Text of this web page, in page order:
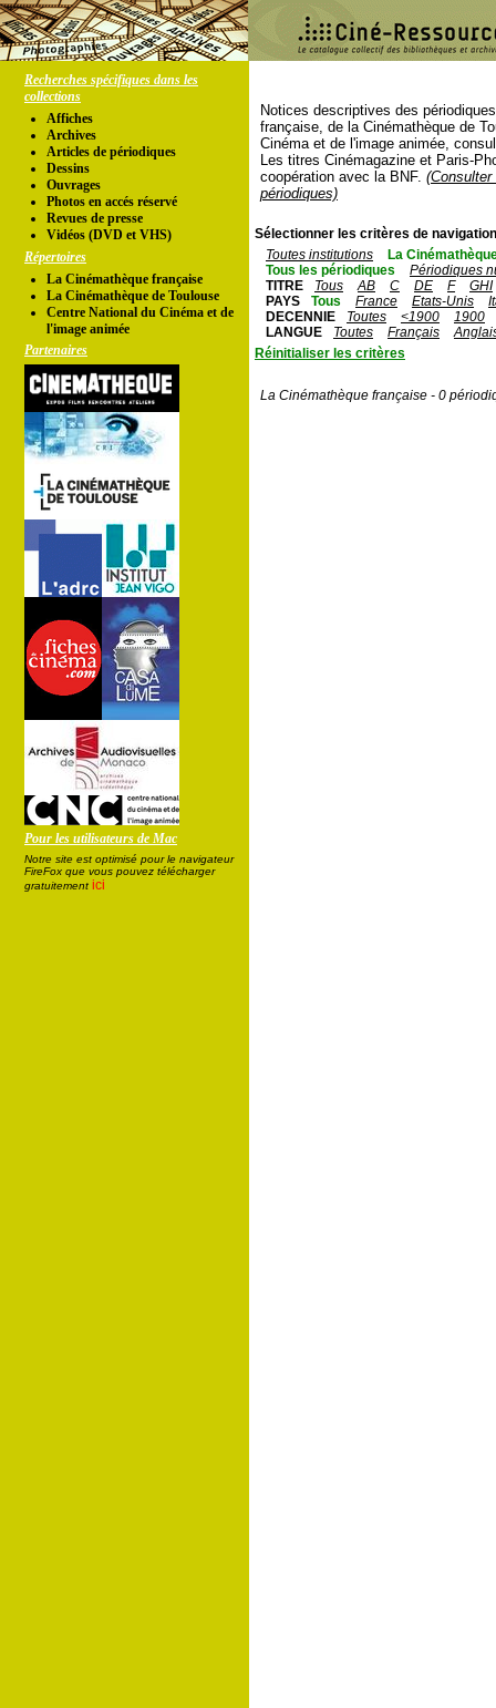
Recherches spécifiques dans les
collections
Affiches
Archives
Articles de périodiques
Dessins
Ouvrages
Photos en accés réservé
Revues de presse
Vidéos (DVD et VHS)
Répertoires
La Cinémathèque française
La Cinémathèque de Toulouse
Centre National du Cinéma et de
l'image animée
Partenaires
Pour les utilisateurs de Mac
Notre site est optimisé pour le navigateur
FireFox que vous pouvez télécharger
gratuitement ici
Notices descriptives des
française, de la Cinémathèque de
Cinéma et de l'image animée,
Les titres Cinémagazine et Paris-
coopération avec la BNF.
périodiques)
Sélectionner les critères de
Toutes institutions
La
Tous les périodiques
Périodiques
TITRE
Tous AB C DE F
GHI
PAYS
Tous France Etats-Unis
DECENNIE
Toutes <1900
1900
LANGUE
Toutes Français
Réinitialiser les critères
La Cinémathèque française - 0